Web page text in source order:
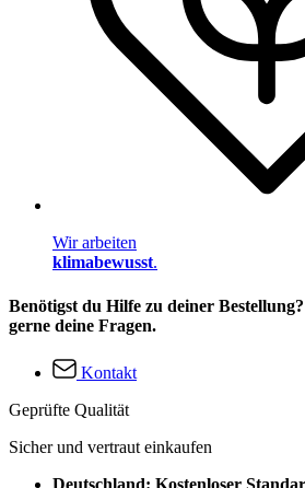
Wir arbeiten
klimabewusst.
Benötigst du Hilfe zu deiner
gerne deine Fragen.
Kontakt
Geprüfte Qualität
Sicher und vertraut einkaufen
Deutschland: Kostenloser